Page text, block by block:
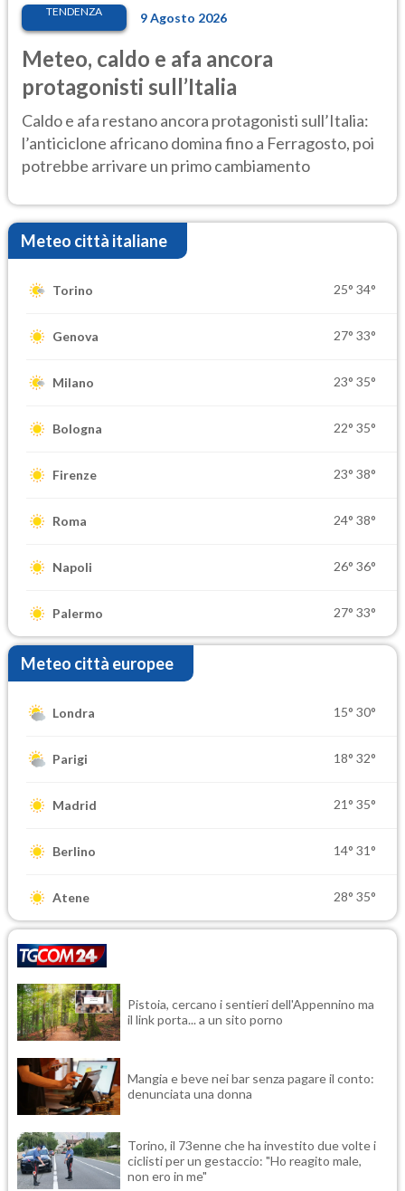
TENDENZA 9 Agosto 2026
Meteo, caldo e afa ancora
protagonisti sull’Italia
Caldo e afa restano ancora protagonisti sull’Italia:
l’anticiclone africano domina fino a Ferragosto, poi
potrebbe arrivare un primo cambiamento
Meteo città italiane
Torino 25° 34°
Genova 27° 33°
Milano 23° 35°
Bologna 22° 35°
Firenze 23° 38°
Roma 24° 38°
Napoli 26° 36°
Palermo 27° 33°
Meteo città europee
Londra 15° 30°
Parigi 18° 32°
Madrid 21° 35°
Berlino 14° 31°
Atene 28° 35°
Pistoia, cercano i sentieri dell'Appennino ma
il link porta... a un sito porno
Mangia e beve nei bar senza pagare il conto:
denunciata una donna
Torino, il 73enne che ha investito due volte i
ciclisti per un gestaccio: "Ho reagito male,
non ero in me"